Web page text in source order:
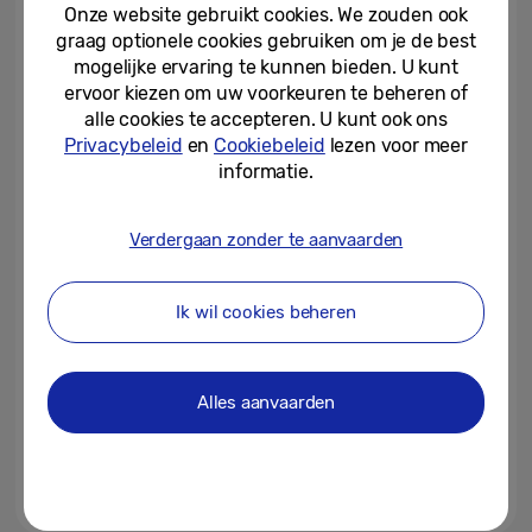
meesterwerken naar...
03-06-2026
Samsung Electronics begint met
leveren van baanbrekende
HBM4E-samples
Op reis met je Galaxy: hoe
General Hospital starten
gezamenlijk onderzoek naar...
Onze website gebruikt cookies. We zouden ook
graag optionele cookies gebruiken om je de best
mogelijke ervaring te kunnen bieden. U kunt
ervoor kiezen om uw voorkeuren te beheren of
alle cookies te accepteren. U kunt ook ons
Privacybeleid en Cookiebeleid lezen voor meer
informatie.
Verdergaan zonder te aanvaarden
Ik wil cookies beheren
Alles aanvaarden